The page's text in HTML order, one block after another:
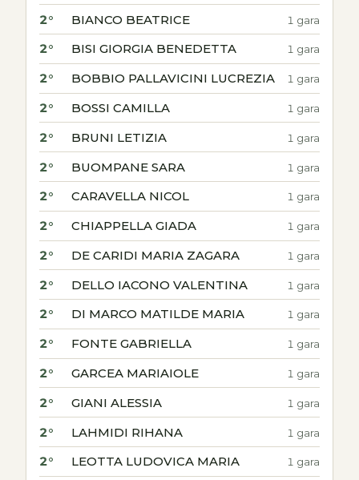
2° BIANCO BEATRICE 1 gara
2° BISI GIORGIA BENEDETTA 1 gara
2° BOBBIO PALLAVICINI LUCREZIA 1 gara
2° BOSSI CAMILLA 1 gara
2° BRUNI LETIZIA 1 gara
2° BUOMPANE SARA 1 gara
2° CARAVELLA NICOL 1 gara
2° CHIAPPELLA GIADA 1 gara
2° DE CARIDI MARIA ZAGARA 1 gara
2° DELLO IACONO VALENTINA 1 gara
2° DI MARCO MATILDE MARIA 1 gara
2° FONTE GABRIELLA 1 gara
2° GARCEA MARIAIOLE 1 gara
2° GIANI ALESSIA 1 gara
2° LAHMIDI RIHANA 1 gara
2° LEOTTA LUDOVICA MARIA 1 gara